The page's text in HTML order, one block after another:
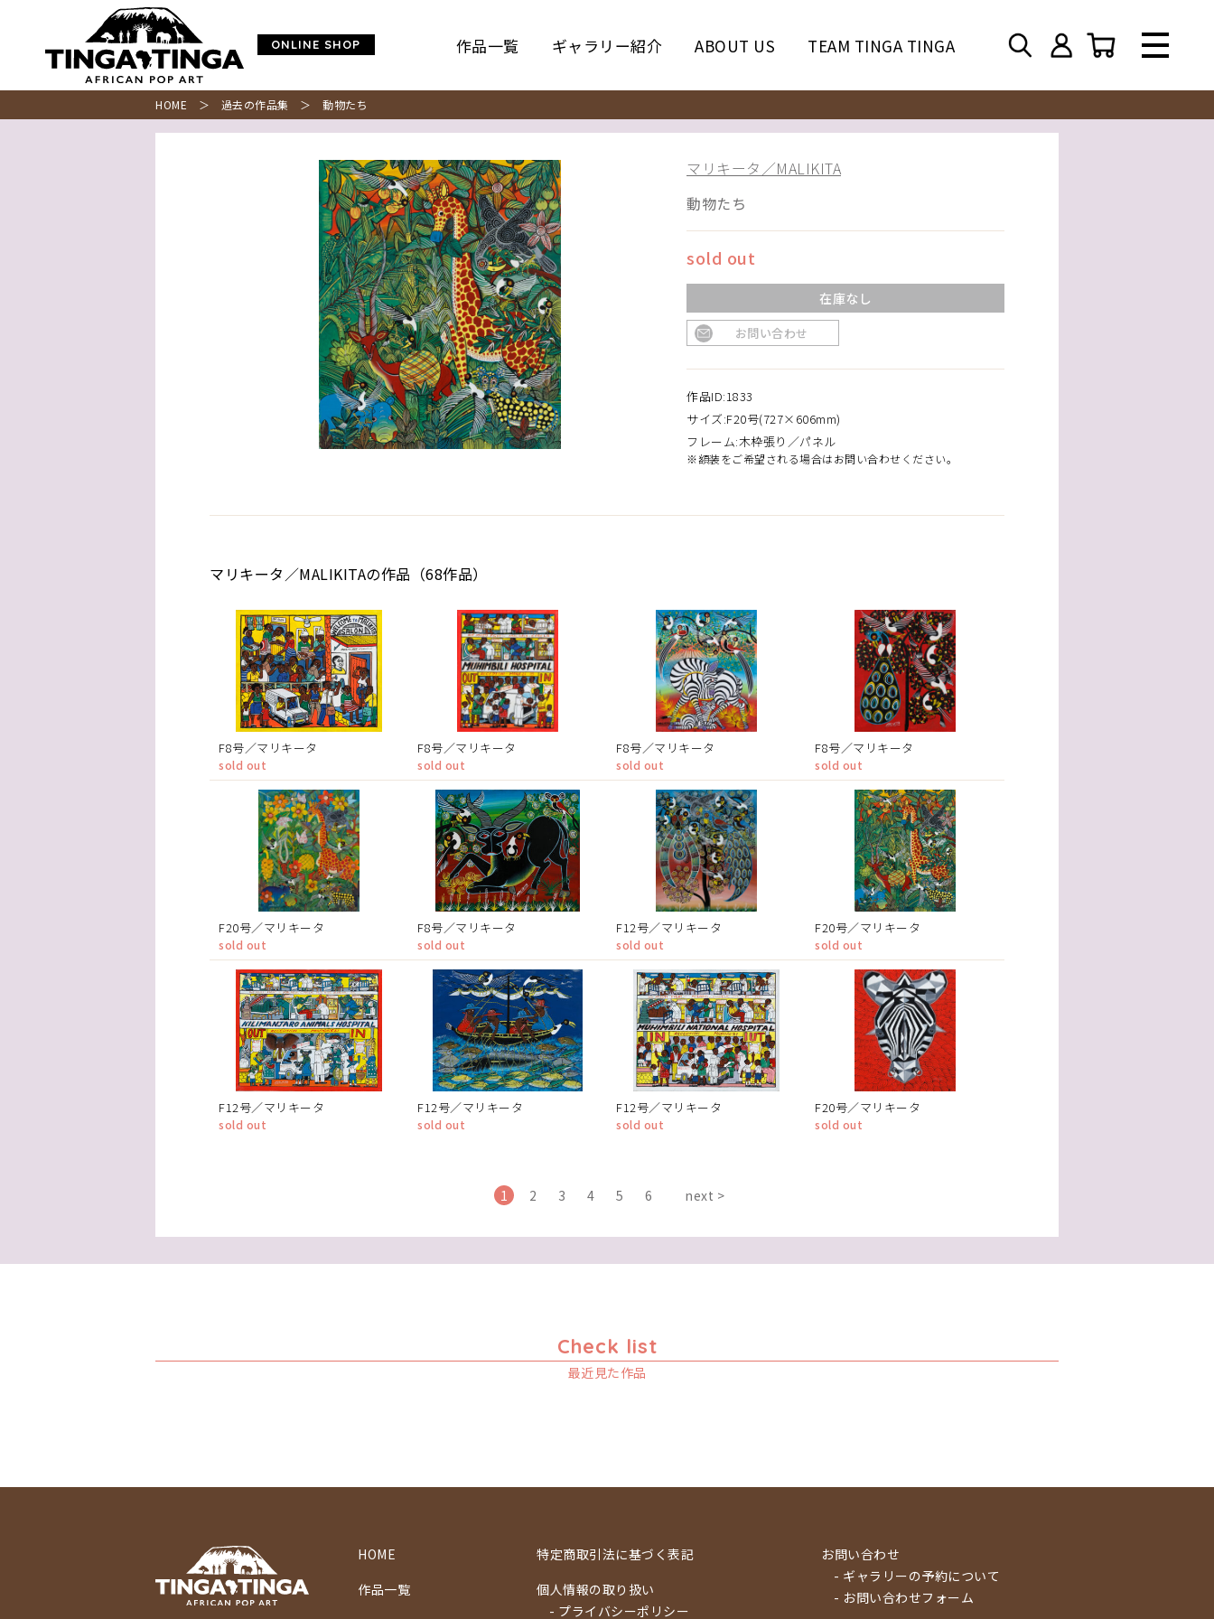
ONLINE SHOP 作品一覧 ギャラリー紹介 ABOUT US TEAM TINGA TINGA
HOME ＞ 過去の作品集 ＞ 動物たち
マリキータ／MALIKITA
動物たち
sold out
在庫なし
お問い合わせ
作品ID:1833
サイズ:F20号(727×606mm)
フレーム:木枠張り／パネル
※額装をご希望される場合はお問い合わせください。
マリキータ／MALIKITAの作品（68作品）
F8号／マリキータ
sold out
F8号／マリキータ
sold out
F8号／マリキータ
sold out
F8号／マリキータ
sold out
F20号／マリキータ
sold out
F8号／マリキータ
sold out
F12号／マリキータ
sold out
F20号／マリキータ
sold out
F12号／マリキータ
sold out
F12号／マリキータ
sold out
F12号／マリキータ
sold out
F20号／マリキータ
sold out
1 2 3 4 5 6 next >
Check list
最近見た作品
HOME
作品一覧
特定商取引法に基づく表記
個人情報の取り扱い
- プライバシーポリシー
お問い合わせ
- ギャラリーの予約について
- お問い合わせフォーム